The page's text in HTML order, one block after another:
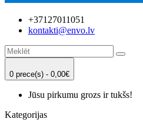
+37127011051
kontakti@envo.lv
0 prece(s) - 0,00€
Jūsu pirkumu grozs ir tukšs!
Kategorijas